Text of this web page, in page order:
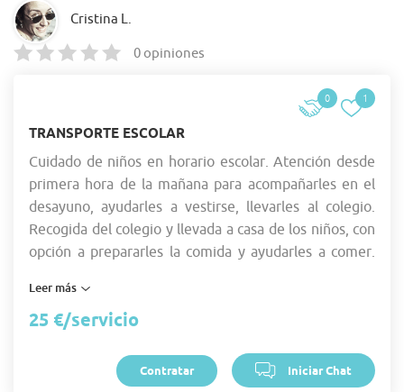
Cristina L.
0 opiniones
0 1
TRANSPORTE ESCOLAR
Cuidado de niños en horario escolar. Atención desde
primera hora de la mañana para acompañarles en el
desayuno, ayudarles a vestirse, llevarles al colegio.
Recogida del colegio y llevada a casa de los niños, con
opción a prepararles la comida y ayudarles a comer.
Varios años de experiencia en el sector, pero lo
importante es conocerme y ver si su hij@ me ve como
Leer más
25 €/servicio
Contratar Iniciar Chat